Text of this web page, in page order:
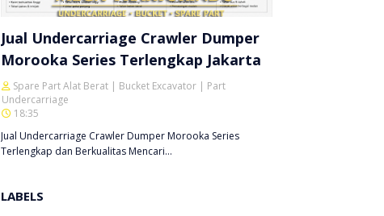
Jual Undercarriage Crawler Dumper
Morooka Series Terlengkap Jakarta
Spare Part Alat Berat | Bucket Excavator | Part
Undercarriage
18:35
Jual Undercarriage Crawler Dumper Morooka Series
Terlengkap dan Berkualitas Mencari…
LABELS